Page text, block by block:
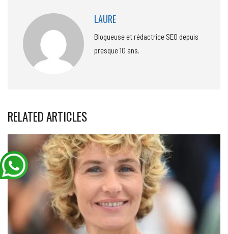
LAURE
Blogueuse et rédactrice SEO depuis
presque 10 ans.
RELATED ARTICLES